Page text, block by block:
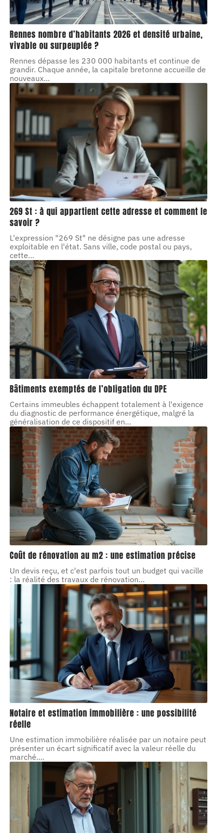
Rennes nombre d’habitants 2026 et densité urbaine,
vivable ou surpeuplée ?
Rennes dépasse les 230 000 habitants et continue de
grandir. Chaque année, la capitale bretonne accueille de
nouveaux…
269 St : à qui appartient cette adresse et comment le
savoir ?
L'expression "269 St" ne désigne pas une adresse
exploitable en l'état. Sans ville, code postal ou pays,
cette…
Bâtiments exemptés de l’obligation du DPE
Certains immeubles échappent totalement à l'exigence
du diagnostic de performance énergétique, malgré la
généralisation de ce dispositif en…
Coût de rénovation au m2 : une estimation précise
Un devis reçu, et c'est parfois tout un budget qui vacille
: la réalité des travaux de rénovation…
Notaire et estimation immobilière : une possibilité
réelle
Une estimation immobilière réalisée par un notaire peut
présenter un écart significatif avec la valeur réelle du
marché.…